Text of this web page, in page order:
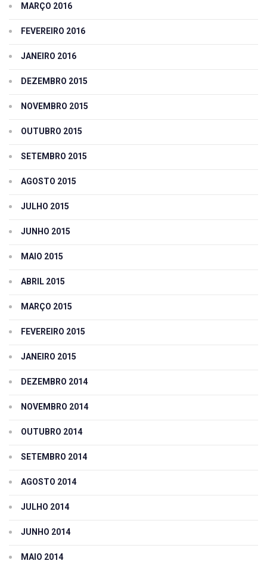
MARÇO 2016
FEVEREIRO 2016
JANEIRO 2016
DEZEMBRO 2015
NOVEMBRO 2015
OUTUBRO 2015
SETEMBRO 2015
AGOSTO 2015
JULHO 2015
JUNHO 2015
MAIO 2015
ABRIL 2015
MARÇO 2015
FEVEREIRO 2015
JANEIRO 2015
DEZEMBRO 2014
NOVEMBRO 2014
OUTUBRO 2014
SETEMBRO 2014
AGOSTO 2014
JULHO 2014
JUNHO 2014
MAIO 2014